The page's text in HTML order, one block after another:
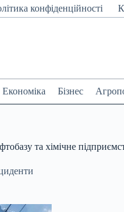
конфіденційності
Економіка Бізнес
та хімічне